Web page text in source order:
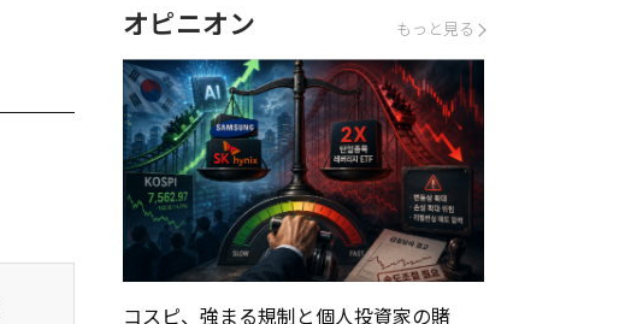
オピニオン もっと見る
コスピ、強まる規制と個人投資家の賭